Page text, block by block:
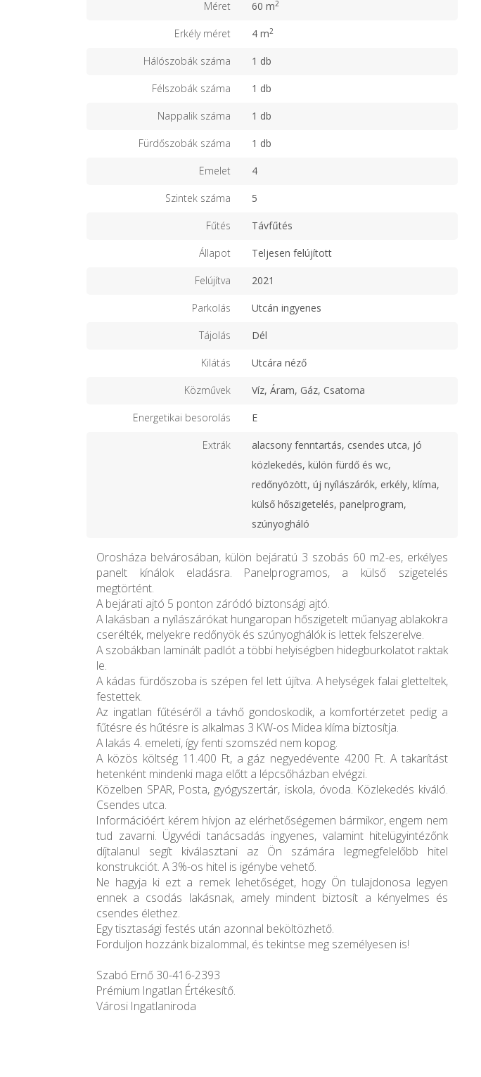
Méret 60 m2
Erkély méret 4 m2
Hálószobák száma 1 db
Félszobák száma 1 db
Nappalik száma 1 db
Fürdőszobák száma 1 db
Emelet 4
Szintek száma 5
Fűtés Távfűtés
Állapot Teljesen felújított
Felújítva 2021
Parkolás Utcán ingyenes
Tájolás Dél
Kilátás Utcára néző
Közművek Víz, Áram, Gáz, Csatorna
Energetikai besorolás E
Extrák
alacsony fenntartás, csendes utca, jó
közlekedés, külön fürdő és wc,
redőnyözött, új nyílászárók, erkély, klíma,
külső hőszigetelés, panelprogram,
szúnyogháló
Orosháza belvárosában, külön bejáratú 3 szobás 60 m2-es, erkélyes
panelt kínálok eladásra. Panelprogramos, a külső szigetelés
megtörtént.
A bejárati ajtó 5 ponton záródó biztonsági ajtó.
A lakásban a nyílászárókat hungaropan hőszigetelt műanyag ablakokra
cserélték, melyekre redőnyök és szúnyoghálók is lettek felszerelve.
A szobákban laminált padlót a többi helyiségben hidegburkolatot raktak
le.
A kádas fürdőszoba is szépen fel lett újítva. A helységek falai gletteltek,
festettek.
Az ingatlan fűtéséről a távhő gondoskodik, a komfortérzetet pedig a
fűtésre és hűtésre is alkalmas 3 KW-os Midea klíma biztosítja.
A lakás 4. emeleti, így fenti szomszéd nem kopog.
A közös költség 11.400 Ft, a gáz negyedévente 4200 Ft. A takarítást
hetenként mindenki maga előtt a lépcsőházban elvégzi.
Közelben SPAR, Posta, gyógyszertár, iskola, óvoda. Közlekedés kiváló.
Csendes utca.
Információért kérem hívjon az elérhetőségemen bármikor, engem nem
tud zavarni. Ügyvédi tanácsadás ingyenes, valamint hitelügyintézőnk
díjtalanul segít kiválasztani az Ön számára legmegfelelőbb hitel
konstrukciót. A 3%-os hitel is igénybe vehető.
Ne hagyja ki ezt a remek lehetőséget, hogy Ön tulajdonosa legyen
ennek a csodás lakásnak, amely mindent biztosít a kényelmes és
csendes élethez.
Egy tisztasági festés után azonnal beköltözhető.
Forduljon hozzánk bizalommal, és tekintse meg személyesen is!
Szabó Ernő 30-416-2393
Prémium Ingatlan Értékesítő.
Városi Ingatlaniroda